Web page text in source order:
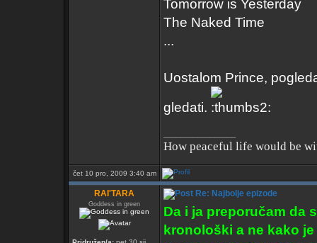
Tomorrow is Yesterday
The Naked Time
...
Uostalom Prince,
gledati.
How peaceful life would be
čet 10 pro, 2009 3:40 am
RAI'TARA
Goddess in green
Re: Najbolje epizode
Da i ja preporučam da
kronološki a ne kako